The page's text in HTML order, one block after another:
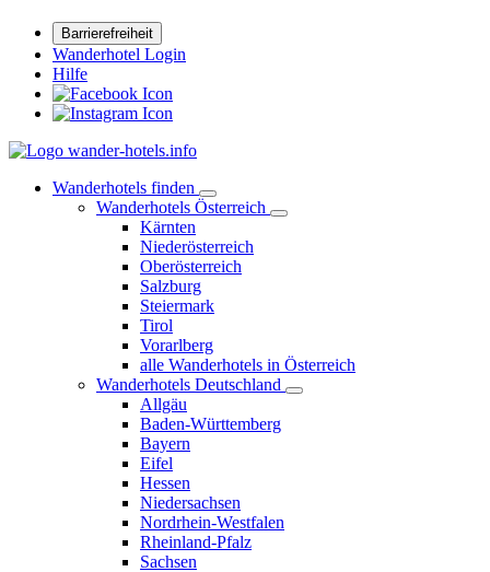
Barrierefreiheit
Wanderhotel Login
Hilfe
Wanderhotels finden
Wanderhotels Österreich
Kärnten
Niederösterreich
Oberösterreich
Salzburg
Steiermark
Tirol
Vorarlberg
alle Wanderhotels in Österreich
Wanderhotels Deutschland
Allgäu
Baden-Württemberg
Bayern
Eifel
Hessen
Niedersachsen
Nordrhein-Westfalen
Rheinland-Pfalz
Sachsen